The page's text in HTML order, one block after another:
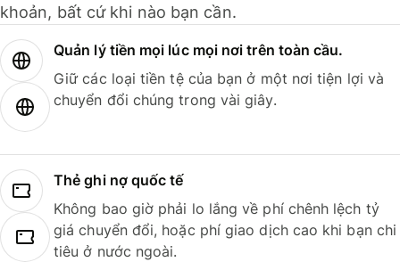
khoản, bất cứ khi nào bạn cần.
Quản lý tiền mọi lúc mọi nơi trên toàn cầu.
Giữ các loại tiền tệ của bạn ở một nơi tiện lợi và
chuyển đổi chúng trong vài giây.
Thẻ ghi nợ quốc tế
Không bao giờ phải lo lắng về phí chênh lệch tỷ
giá chuyển đổi, hoặc phí giao dịch cao khi bạn chi
tiêu ở nước ngoài.